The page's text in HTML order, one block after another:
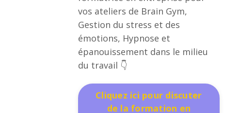
vos ateliers de Brain Gym,
Gestion du stress et des
émotions, Hypnose et
épanouissement dans le milieu
du travail 👇
Cliquez ici pour discuter
de la formation en